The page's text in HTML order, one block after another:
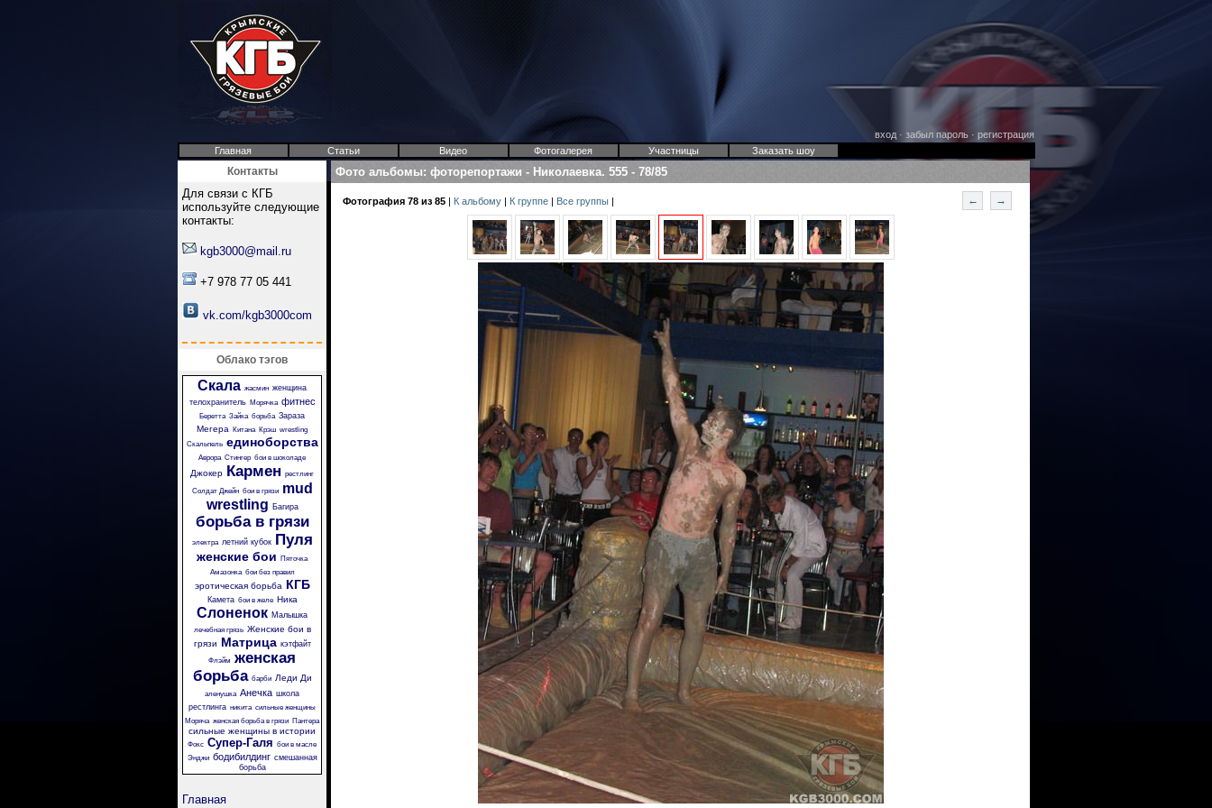
вход· забыл пароль· регистрация
Главная
Статьи Видео Фотогалерея Участницы Заказать шоу
Контакты
Для связи с КГБ
используйте следующие
контакты:
kgb3000@mail.ru
+7 978 77 05 441
vk.com/kgb3000com
Облако тэгов
Скала жасмин женщина
телохранитель
Морячка фитнес
Беретта Зайка борьба Зараза
Мегера Китана Крэш wrestling
Скальпель единоборства
Аврора Стингер бои в шоколаде
Джокер Кармен рестлинг
Солдат Джейн бои в грязи
mud
wrestling Багира
борьба в грязи
электра летний кубок Пуля
женские бои
Пяточка
Амазонка бои без правил
эротическая борьба КГБ
Камета бои в желе Ника
Слоненок Малышка
лечебная грязь Женские бои в
грязи Матрица кэтфайт
Флэйм женская
борьба барби Леди Ди
аленушка Анечка школа
рестлинга никита сильные женщины
Моряча женская борьба в грязи Пантера
сильные женщины в истории
Фокс Супер-Галя бои в масле
Энджи бодибилдинг смешанная
борьба
Главная
Фото альбомы: фоторепортажи - Николаевка. 555 - 78/85
Фотография 78 из 85 | К альбому | К группе | Все группы | ← →